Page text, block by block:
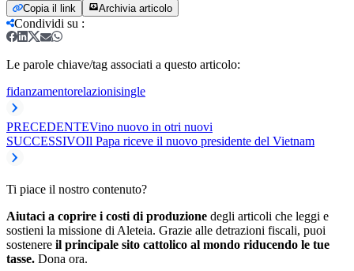
Copia il link Archivia articolo
Condividi su :
Le parole chiave/tag associati a questo articolo:
fidanzamentorelazionisingle
PRECEDENTEVino nuovo in otri nuovi
SUCCESSIVOIl Papa riceve il nuovo presidente del Vietnam
Ti piace il nostro contenuto?
Aiutaci a coprire i costi di produzione degli articoli che leggi e
sostieni la missione di Aleteia. Grazie alle detrazioni fiscali, puoi
sostenere il principale sito cattolico al mondo riducendo le tue
tasse. Dona ora.